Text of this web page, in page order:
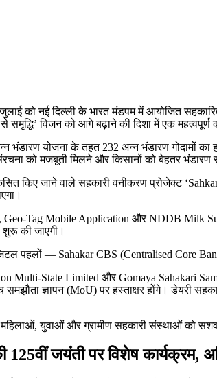
को नई दिल्ली के भारत मंडपम में आयोजित
विजन को आगे बढ़ाने की दिशा में एक महत्वपूर्ण
भंडारण योजना के तहत 232 अन्न भंडारण गोदामों का
को मजबूती मिलने और किसानों को बेहतर भंडारण
किए जाने वाले सहकारी वनीकरण प्रोजेक्ट
Geo-Tag Mobile Application और NDDB Milk
शुरू की जाएगी।
पहलों — Sahakar CBS (Centralised Core
Multi-State Limited और Gomaya Sahakari
ज्ञापन (MoU) पर हस्ताक्षर होंगे। डेयरी
युवाओं और ग्रामीण सहकारी संस्थाओं को
125वीं जयंती पर विशेष कार्यक्रम,